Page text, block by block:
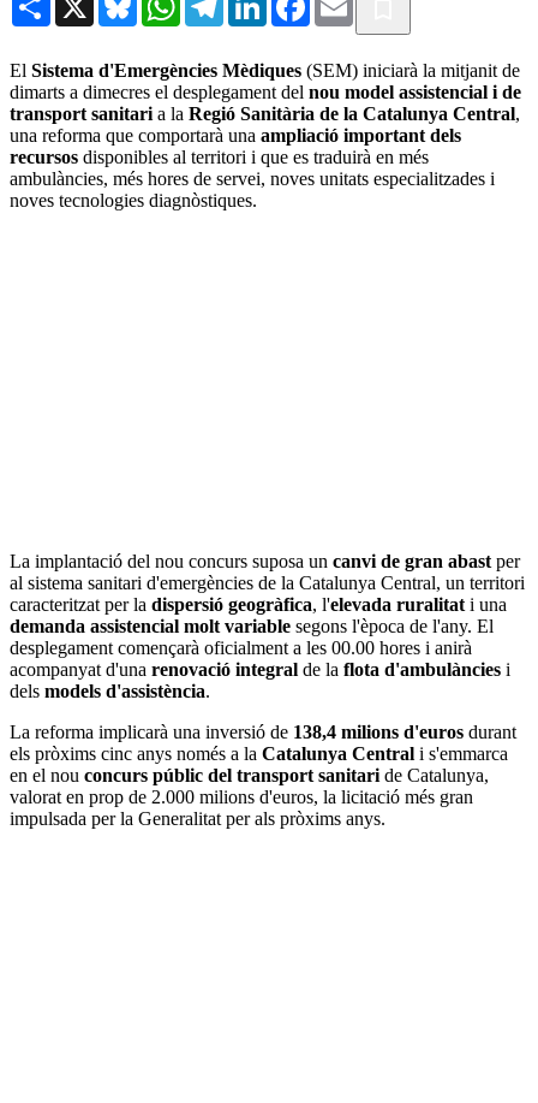
El Sistema d'Emergències Mèdiques (SEM) iniciarà la mitjanit de
dimarts a dimecres el desplegament del nou model assistencial i de
transport sanitari a la Regió Sanitària de la Catalunya Central,
una reforma que comportarà una ampliació important dels
recursos disponibles al territori i que es traduirà en més
ambulàncies, més hores de servei, noves unitats especialitzades i
noves tecnologies diagnòstiques.
La implantació del nou concurs suposa un canvi de gran abast per
al sistema sanitari d'emergències de la Catalunya Central, un territori
caracteritzat per la dispersió geogràfica, l'elevada ruralitat i una
demanda assistencial molt variable segons l'època de l'any. El
desplegament començarà oficialment a les 00.00 hores i anirà
acompanyat d'una renovació integral de la flota d'ambulàncies i
dels models d'assistència.
La reforma implicarà una inversió de 138,4 milions d'euros durant
els pròxims cinc anys només a la Catalunya Central i s'emmarca
en el nou concurs públic del transport sanitari de Catalunya,
valorat en prop de 2.000 milions d'euros, la licitació més gran
impulsada per la Generalitat per als pròxims anys.